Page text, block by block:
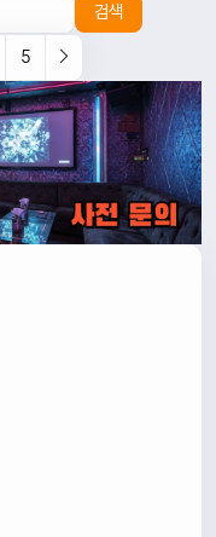
검색
5